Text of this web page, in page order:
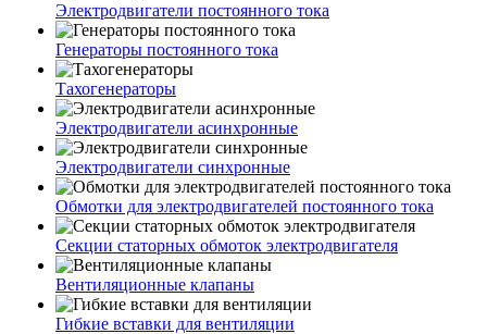
Электродвигатели постоянного тока
Генераторы постоянного тока
Тахогенераторы
Электродвигатели асинхронные
Электродвигатели синхронные
Обмотки для электродвигателей постоянного тока
Секции статорных обмоток электродвигателя
Вентиляционные клапаны
Гибкие вставки для вентиляции